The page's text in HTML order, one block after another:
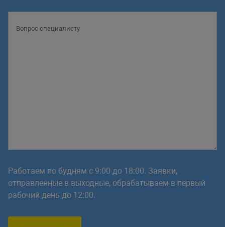
Работаем по будням с 9:00 до 18:00. Заявки,
отправленные в выходные, обрабатываем в первый
рабочий день до 12:00.